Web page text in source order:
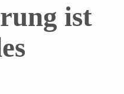
ist